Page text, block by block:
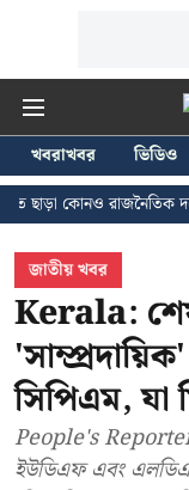
খবরাখবর ভিডিও
রাজনৈতিক দলের
জাতীয় খবর
Kerala:
সিপিএম, যা
People's Reporter:
ইউডিএফ এবং